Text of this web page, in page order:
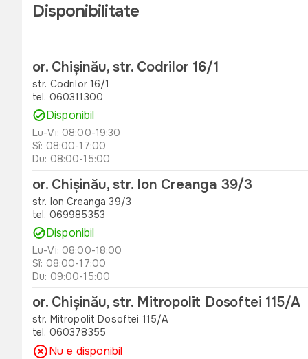
Disponibilitate
or. Chișinău, str. Codrilor 16/1
str. Codrilor 16/1
tel. 060311300
Disponibil
Lu-Vi: 08:00-19:30
Sî: 08:00-17:00
Du: 08:00-15:00
or. Chișinău, str. Ion Creanga 39/3
str. Ion Creanga 39/3
tel. 069985353
Disponibil
Lu-Vi: 08:00-18:00
Sî: 08:00-17:00
Du: 09:00-15:00
or. Chișinău, str. Mitropolit Dosoftei 115/A
str. Mitropolit Dosoftei 115/A
tel. 060378355
Nu e disponibil